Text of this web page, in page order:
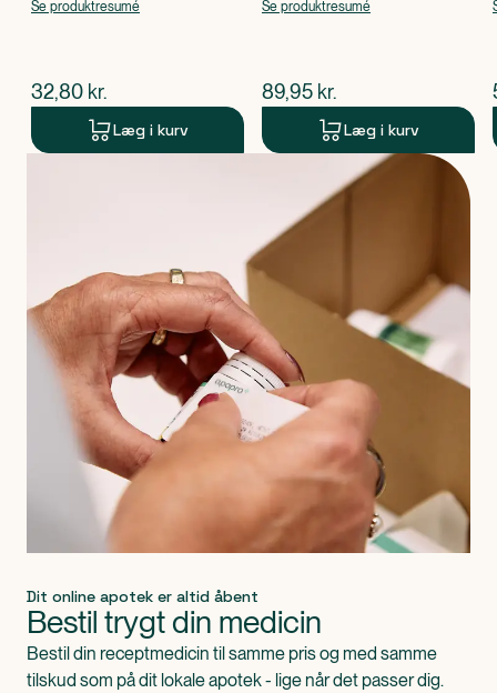
Se produktresumé
$nuværende pris
32,80 kr.
Læg i kurv
Se produktresumé
$nuværende pris
89,95 kr.
Læg i kurv
Dit online apotek er altid åbent
Bestil trygt din medicin
Bestil din receptmedicin til samme pris og med samme
tilskud som på dit lokale apotek - lige når det passer dig.